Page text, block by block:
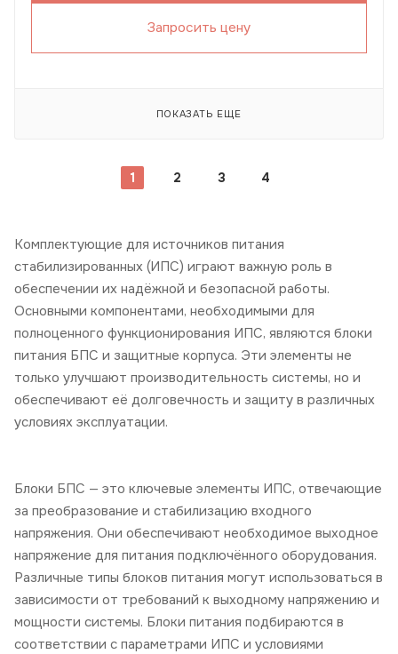
Запросить цену
ПОКАЗАТЬ ЕЩЕ
1 2 3 4
Комплектующие для источников питания
стабилизированных (ИПС) играют важную роль в
обеспечении их надёжной и безопасной работы.
Основными компонентами, необходимыми для
полноценного функционирования ИПС, являются блоки
питания БПС и защитные корпуса. Эти элементы не
только улучшают производительность системы, но и
обеспечивают её долговечность и защиту в различных
условиях эксплуатации.
Блоки БПС — это ключевые элементы ИПС, отвечающие
за преобразование и стабилизацию входного
напряжения. Они обеспечивают необходимое выходное
напряжение для питания подключённого оборудования.
Различные типы блоков питания могут использоваться в
зависимости от требований к выходному напряжению и
мощности системы. Блоки питания подбираются в
соответствии с параметрами ИПС и условиями